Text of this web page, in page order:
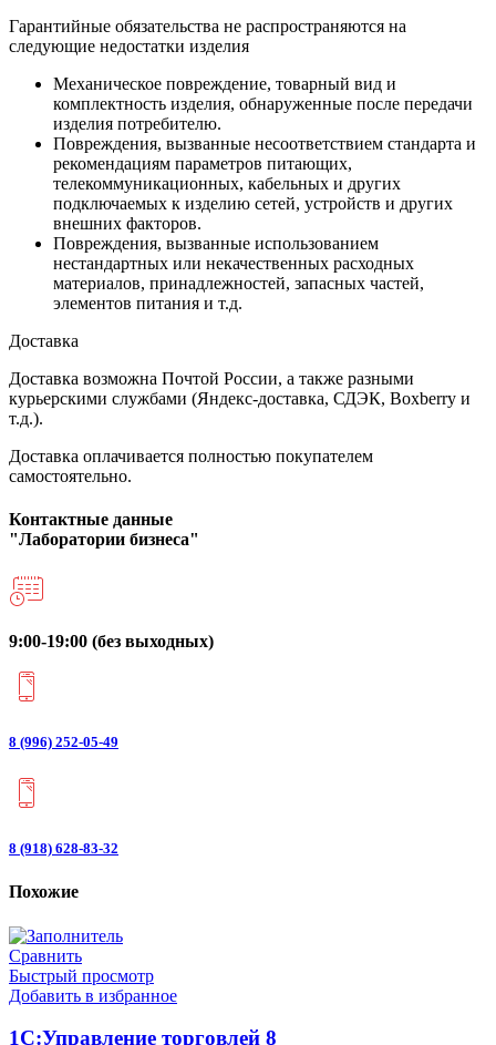
Гарантийные обязательства не распространяются на
следующие недостатки изделия
Механическое повреждение, товарный вид и
комплектность изделия, обнаруженные после передачи
изделия потребителю.
Повреждения, вызванные несоответствием стандарта и
рекомендациям параметров питающих,
телекоммуникационных, кабельных и других
подключаемых к изделию сетей, устройств и других
внешних факторов.
Повреждения, вызванные использованием
нестандартных или некачественных расходных
материалов, принадлежностей, запасных частей,
элементов питания и т.д.
Доставка
Доставка возможна Почтой России, а также разными
курьерскими службами (Яндекс-доставка, СДЭК, Boxberry и
т.д.).
Доставка оплачивается полностью покупателем
самостоятельно.
Контактные данные
"Лаборатории бизнеса"
9:00-19:00 (без выходных)
8 (996) 252-05-49
8 (918) 628-83-32
Похожие
Сравнить
Быстрый просмотр
Добавить в избранное
1С:Управление торговлей 8